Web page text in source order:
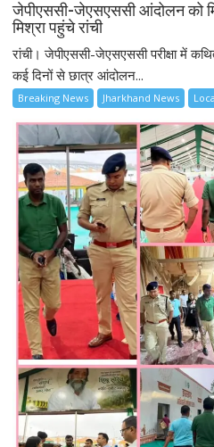
जेपीएससी-जेएसएससी आंदोलन को
मिश्रा पहुंचे रांची
रांची। जेपीएससी-जेएसएससी परीक्षा में
कई दिनों से छात्र आंदोलन...
Breaking News Jharkhand News